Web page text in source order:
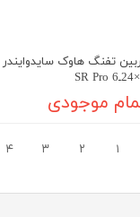
تفنگ هاوک سایدوایندر
موجودی
۱ ۲ ۳ ۴